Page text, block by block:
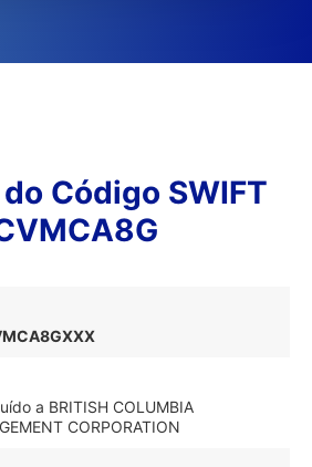
Código SWIFT
a BRITISH COLUMBIA
CORPORATION